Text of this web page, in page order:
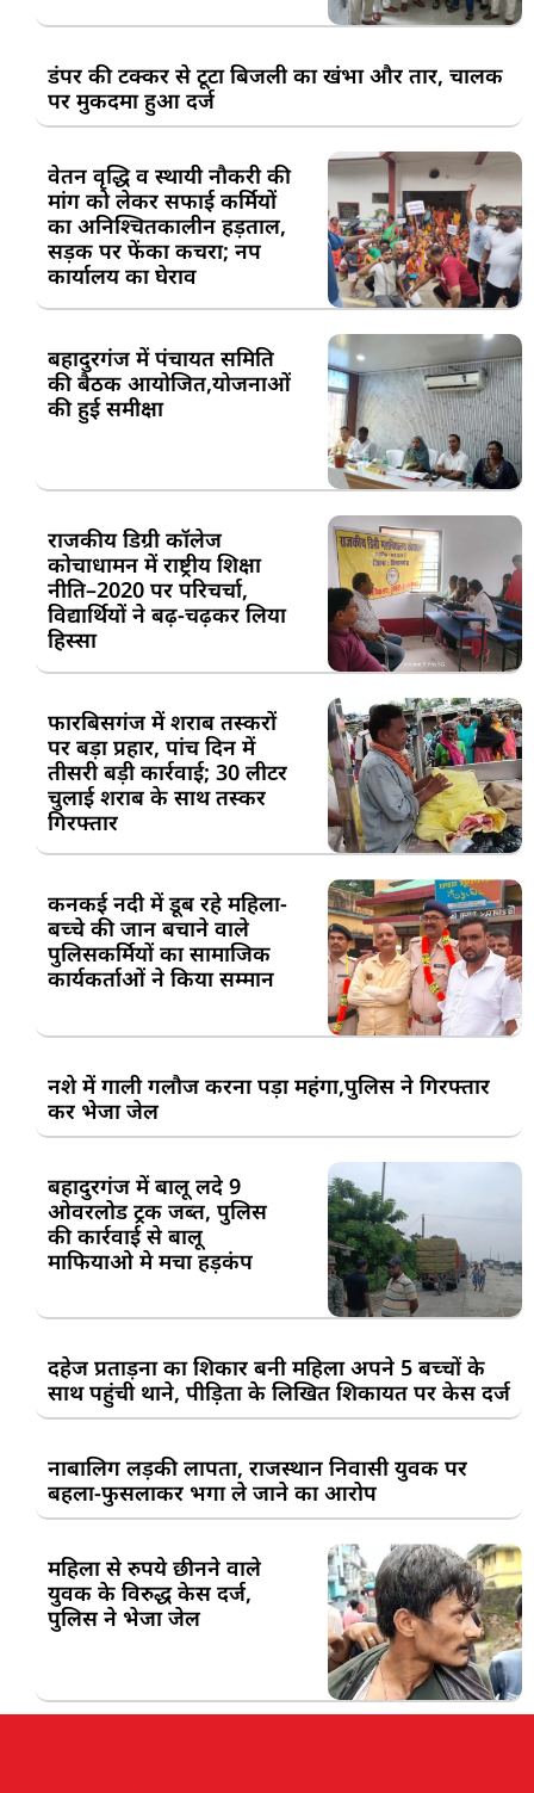
डंपर की टक्कर से टूटा बिजली का खंभा और तार, चालक
पर मुकदमा हुआ दर्ज
वेतन वृद्धि व स्थायी नौकरी की
मांग को लेकर सफाई कर्मियों
का अनिश्चितकालीन हड़ताल,
सड़क पर फेंका कचरा; नप
कार्यालय का घेराव
बहादुरगंज में पंचायत समिति
की बैठक आयोजित,योजनाओं
की हुई समीक्षा
राजकीय डिग्री कॉलेज
कोचाधामन में राष्ट्रीय शिक्षा
नीति–2020 पर परिचर्चा,
विद्यार्थियों ने बढ़-चढ़कर लिया
हिस्सा
फारबिसगंज में शराब तस्करों
पर बड़ा प्रहार, पांच दिन में
तीसरी बड़ी कार्रवाई; 30 लीटर
चुलाई शराब के साथ तस्कर
गिरफ्तार
कनकई नदी में डूब रहे महिला-
बच्चे की जान बचाने वाले
पुलिसकर्मियों का सामाजिक
कार्यकर्ताओं ने किया सम्मान
नशे में गाली गलौज करना पड़ा महंगा,पुलिस ने गिरफ्तार
कर भेजा जेल
बहादुरगंज में बालू लदे 9
ओवरलोड ट्रक जब्त, पुलिस
की कार्रवाई से बालू
माफियाओ मे मचा हड़कंप
दहेज प्रताड़ना का शिकार बनी महिला अपने 5 बच्चों के
साथ पहुंची थाने, पीड़िता के लिखित शिकायत पर केस दर्ज
नाबालिग लड़की लापता, राजस्थान निवासी युवक पर
बहला-फुसलाकर भगा ले जाने का आरोप
महिला से रुपये छीनने वाले
युवक के विरुद्ध केस दर्ज,
पुलिस ने भेजा जेल